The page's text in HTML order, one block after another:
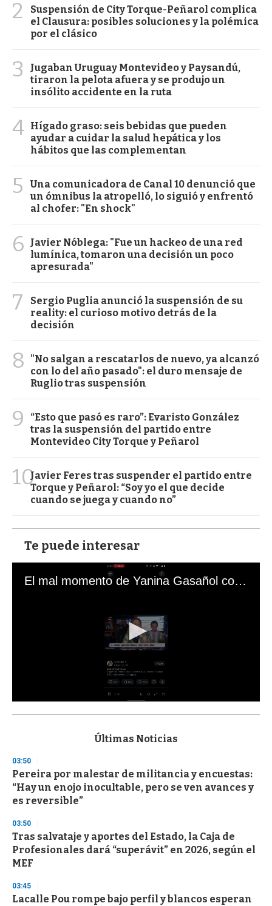
2
Suspensión de City Torque-Peñarol complica
el Clausura: posibles soluciones y la polémica
por el clásico
3
Jugaban Uruguay Montevideo y Paysandú,
tiraron la pelota afuera y se produjo un
insólito accidente en la ruta
4 Hígado graso: seis bebidas que pueden
ayudar a cuidar la salud hepática y los
hábitos que las complementan
5
Una comunicadora de Canal 10 denunció que
un ómnibus la atropelló, lo siguió y enfrentó
al chofer: "En shock"
6
Javier Nóblega: "Fue un hackeo de una red
lumínica, tomaron una decisión un poco
apresurada"
7
Sergio Puglia anunció la suspensión de su
reality: el curioso motivo detrás de la
decisión
8
"No salgan a rescatarlos de nuevo, ya alcanzó
con lo del año pasado": el duro mensaje de
Ruglio tras suspensión
9
“Esto que pasó es raro”: Evaristo González
tras la suspensión del partido entre
Montevideo City Torque y Peñarol
10Javier Feres tras suspender el partido entre
Torque y Peñarol: “Soy yo el que decide
cuando se juega y cuando no”
Te puede interesar
El mal momento de Yanina Gasañol con un hincha argentino en "Subrayado"
s
d
s
o
3
s
e
c
o
n
Últimas Noticias
03:50
Pereira por malestar de militancia y encuestas:
“Hay un enojo inocultable, pero se ven avances y
es reversible”
03:50
Tras salvataje y aportes del Estado, la Caja de
Profesionales dará “superávit” en 2026, según el
MEF
03:45
Lacalle Pou rompe bajo perfil y blancos esperan